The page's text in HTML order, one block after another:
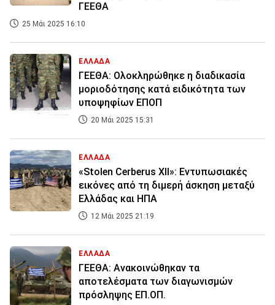
ΓΕΕΘΑ
25 Μάι 2025 16:10
ΕΛΛΑΔΑ
ΓΕΕΘΑ: Ολοκληρώθηκε η διαδικασία
μοριοδότησης κατά ειδικότητα των
υποψηφίων ΕΠΟΠ
20 Μάι 2025 15:31
ΕΛΛΑΔΑ
«Stolen Cerberus XII»: Εντυπωσιακές
εικόνες από τη διμερή άσκηση μεταξύ
Ελλάδας και ΗΠΑ
12 Μάι 2025 21:19
ΕΛΛΑΔΑ
ΓΕΕΘΑ: Ανακοινώθηκαν τα
αποτελέσματα των διαγωνισμών
πρόσληψης ΕΠ.ΟΠ.